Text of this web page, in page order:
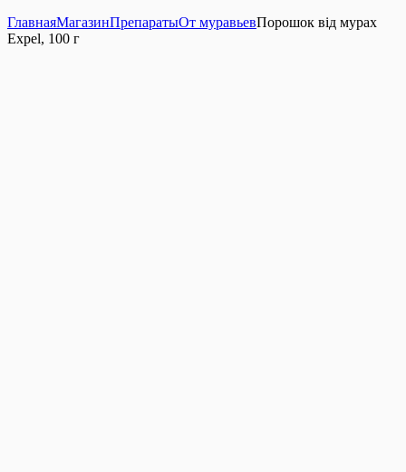
ГлавнаяМагазинПрепаратыОт муравьевПорошок від мурах
Expel, 100 г